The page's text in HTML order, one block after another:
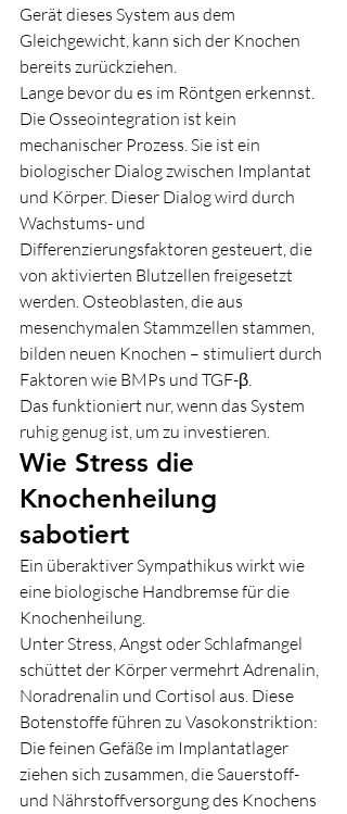
Gerät dieses System aus dem
Gleichgewicht, kann sich der Knochen
bereits zurückziehen.
Lange bevor du es im Röntgen erkennst.
Die Osseointegration ist kein
mechanischer Prozess. Sie ist ein
biologischer Dialog zwischen Implantat
und Körper. Dieser Dialog wird durch
Wachstums- und
Differenzierungsfaktoren gesteuert, die
von aktivierten Blutzellen freigesetzt
werden. Osteoblasten, die aus
mesenchymalen Stammzellen stammen,
bilden neuen Knochen – stimuliert durch
Faktoren wie BMPs und TGF-β.
Das funktioniert nur, wenn das System
ruhig genug ist, um zu investieren.
Wie Stress die
Knochenheilung
sabotiert
Ein überaktiver Sympathikus wirkt wie
eine biologische Handbremse für die
Knochenheilung.
Unter Stress, Angst oder Schlafmangel
schüttet der Körper vermehrt Adrenalin,
Noradrenalin und Cortisol aus. Diese
Botenstoffe führen zu Vasokonstriktion:
Die feinen Gefäße im Implantatlager
ziehen sich zusammen, die Sauerstoff-
und Nährstoffversorgung des Knochens